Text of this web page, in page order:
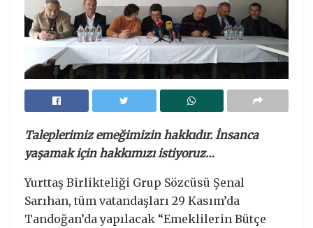
Taleplerimiz emeğimizin hakkıdır. İnsanca
yaşamak için hakkımızı istiyoruz…
Yurttaş Birlikteliği Grup Sözcüsü Şenal
Sarıhan, tüm vatandaşları 29 Kasım’da
Tandoğan’da yapılacak “Emeklilerin Bütçe